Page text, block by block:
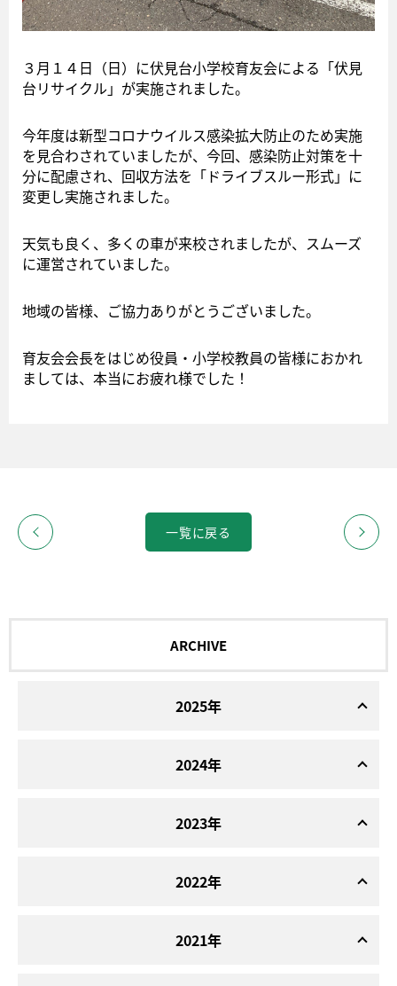
３月１４日（日）に伏見台小学校育友会による「伏見
台リサイクル」が実施されました。
今年度は新型コロナウイルス感染拡大防止のため実施
を見合わされていましたが、今回、感染防止対策を十
分に配慮され、回収方法を「ドライブスルー形式」に
変更し実施されました。
天気も良く、多くの車が来校されましたが、スムーズ
に運営されていました。
地域の皆様、ご協力ありがとうございました。
育友会会長をはじめ役員・小学校教員の皆様におかれ
ましては、本当にお疲れ様でした！
一覧に戻る
ARCHIVE
2025年
2024年
2023年
2022年
2021年